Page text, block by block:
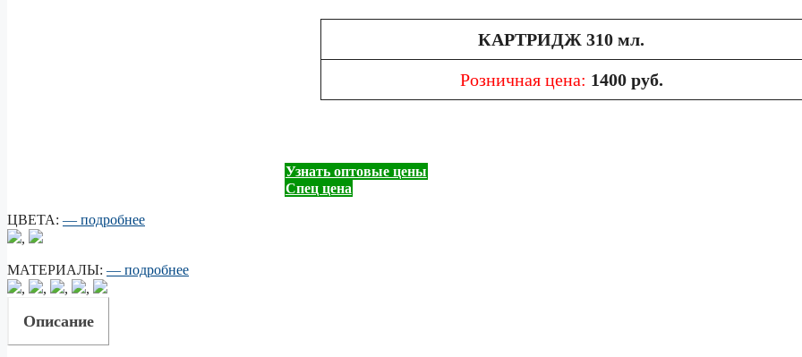
КАРТРИДЖ 310 мл.
Розничная цена: 1400 руб.
Узнать оптовые цены
Спец цена
ЦВЕТА: — подробнее
,
МАТЕРИАЛЫ: — подробнее
,
, , ,
Описание